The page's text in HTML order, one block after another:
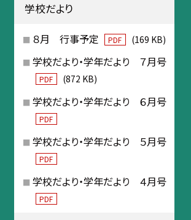
学校だより
８月 行事予定 PDF (169 KB)
学校だより・学年だより ７月号
PDF (872 KB)
学校だより・学年だより ６月号
PDF
学校だより・学年だより ５月号
PDF
学校だより・学年だより ４月号
PDF